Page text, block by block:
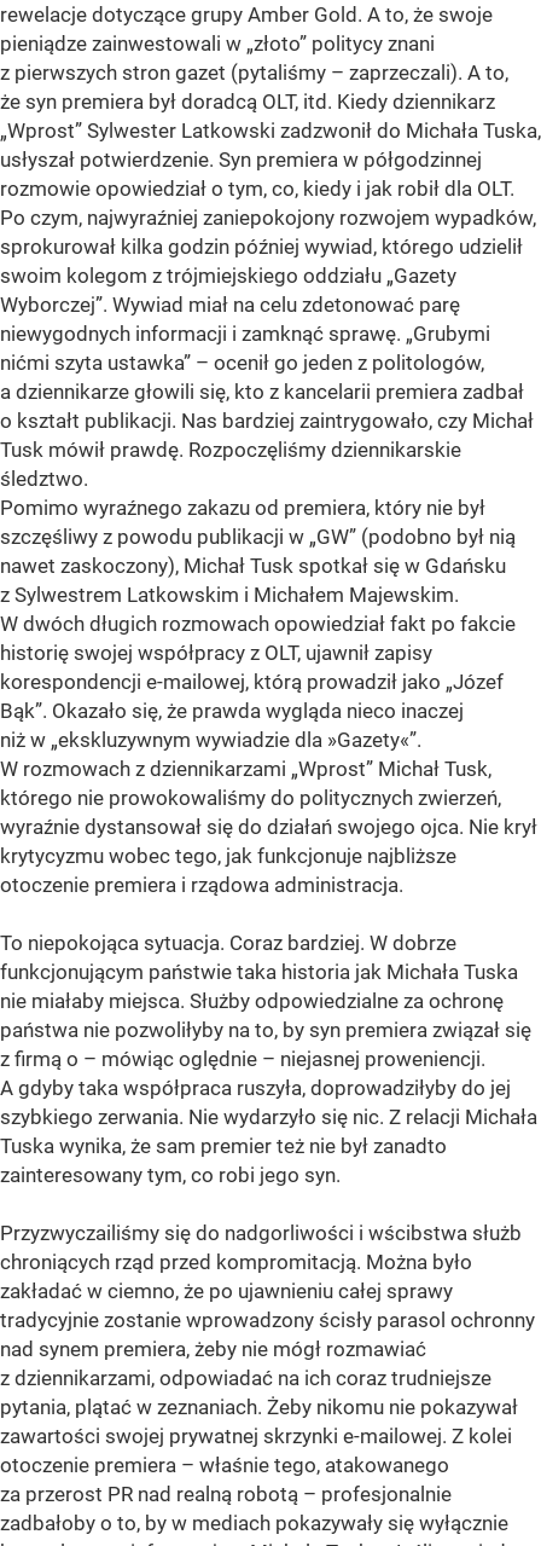
rewelacje dotyczące grupy Amber Gold. A to, że swoje
pieniądze zainwestowali w „złoto” politycy znani
z pierwszych stron gazet (pytaliśmy – zaprzeczali). A to,
że syn premiera był doradcą OLT, itd. Kiedy dziennikarz
„Wprost” Sylwester Latkowski zadzwonił do Michała Tuska,
usłyszał potwierdzenie. Syn premiera w półgodzinnej
rozmowie opowiedział o tym, co, kiedy i jak robił dla OLT.
Po czym, najwyraźniej zaniepokojony rozwojem wypadków,
sprokurował kilka godzin później wywiad, którego udzielił
swoim kolegom z trójmiejskiego oddziału „Gazety
Wyborczej”. Wywiad miał na celu zdetonować parę
niewygodnych informacji i zamknąć sprawę. „Grubymi
nićmi szyta ustawka” – ocenił go jeden z politologów,
a dziennikarze głowili się, kto z kancelarii premiera zadbał
o kształt publikacji. Nas bardziej zaintrygowało, czy Michał
Tusk mówił prawdę. Rozpoczęliśmy dziennikarskie
śledztwo.
Pomimo wyraźnego zakazu od premiera, który nie był
szczęśliwy z powodu publikacji w „GW” (podobno był nią
nawet zaskoczony), Michał Tusk spotkał się w Gdańsku
z Sylwestrem Latkowskim i Michałem Majewskim.
W dwóch długich rozmowach opowiedział fakt po fakcie
historię swojej współpracy z OLT, ujawnił zapisy
korespondencji e-mailowej, którą prowadził jako „Józef
Bąk”. Okazało się, że prawda wygląda nieco inaczej
niż w „ekskluzywnym wywiadzie dla »Gazety«”.
W rozmowach z dziennikarzami „Wprost” Michał Tusk,
którego nie prowokowaliśmy do politycznych zwierzeń,
wyraźnie dystansował się do działań swojego ojca. Nie krył
krytycyzmu wobec tego, jak funkcjonuje najbliższe
otoczenie premiera i rządowa administracja.
To niepokojąca sytuacja. Coraz bardziej. W dobrze
funkcjonującym państwie taka historia jak Michała Tuska
nie miałaby miejsca. Służby odpowiedzialne za ochronę
państwa nie pozwoliłyby na to, by syn premiera związał się
z firmą o – mówiąc oględnie – niejasnej proweniencji.
A gdyby taka współpraca ruszyła, doprowadziłyby do jej
szybkiego zerwania. Nie wydarzyło się nic. Z relacji Michała
Tuska wynika, że sam premier też nie był zanadto
zainteresowany tym, co robi jego syn.
Przyzwyczailiśmy się do nadgorliwości i wścibstwa służb
chroniących rząd przed kompromitacją. Można było
zakładać w ciemno, że po ujawnieniu całej sprawy
tradycyjnie zostanie wprowadzony ścisły parasol ochronny
nad synem premiera, żeby nie mógł rozmawiać
z dziennikarzami, odpowiadać na ich coraz trudniejsze
pytania, plątać w zeznaniach. Żeby nikomu nie pokazywał
zawartości swojej prywatnej skrzynki e-mailowej. Z kolei
otoczenie premiera – właśnie tego, atakowanego
za przerost PR nad realną robotą – profesjonalnie
zadbałoby o to, by w mediach pokazywały się wyłącznie